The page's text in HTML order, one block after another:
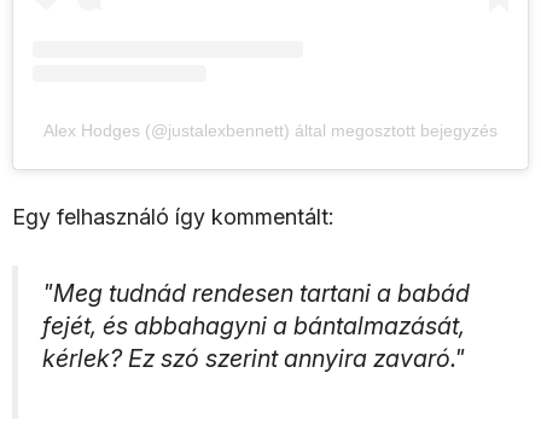
Alex Hodges (@justalexbennett) által megosztott bejegyzés
Egy felhasználó így kommentált:
"Meg tudnád rendesen tartani a babád
fejét, és abbahagyni a bántalmazását,
kérlek? Ez szó szerint annyira zavaró."